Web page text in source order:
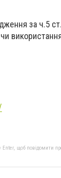
за ч.5
Enter, щоб повідомити